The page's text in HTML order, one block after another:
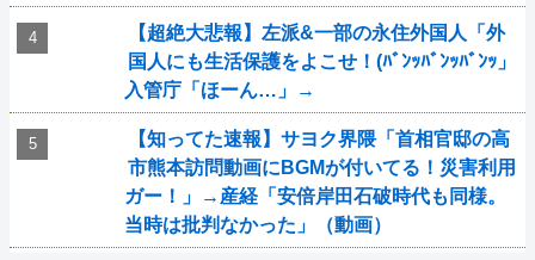
【超絶大悲報】左派&一部の永住外国人「外
国人にも生活保護をよこせ！(ﾊﾞﾝｯﾊﾞﾝｯﾊﾞﾝｯ」
入管庁「ほーん…」→
【知ってた速報】サヨク界隈「首相官邸の高
市熊本訪問動画にBGMが付いてる！災害利用
ガー！」→産経「安倍岸田石破時代も同様。
当時は批判なかった」（動画）